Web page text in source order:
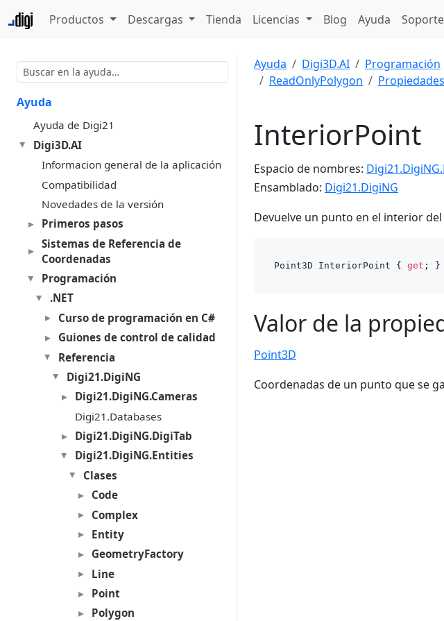
Productos Descargas Tienda Licencias Blog Ayuda
Ayuda
Ayuda de Digi21
Digi3D.AI
Informacion general de la aplicación
Compatibilidad
Novedades de la versión
Primeros pasos
Sistemas de Referencia de
Coordenadas
Programación
.NET
Curso de programación en C#
Guiones de control de calidad
Referencia
Digi21.DigiNG
Digi21.DigiNG.Cameras
Digi21.Databases
Digi21.DigiNG.DigiTab
Digi21.DigiNG.Entities
Clases
Code
Complex
Entity
GeometryFactory
Line
Point
Polygon
Ayuda Digi3D.AI Programación
ReadOnlyPolygon
Propiedades
InteriorPoint
Espacio de nombres:
Ensamblado: Digi21.DigiNG
Devuelve un punto en el interior del
Point3D InteriorPoint { get
Valor de la
Point3D
Coordenadas de un punto que se